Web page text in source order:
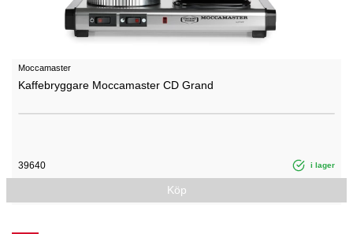
Moccamaster
Kaffebryggare Moccamaster CD Grand
39640 i lager
Köp